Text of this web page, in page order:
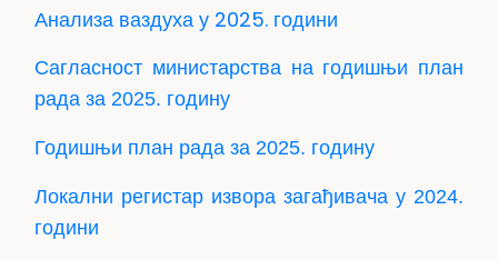
Анализа ваздуха у 2025. години
Сагласност министарства на годишњи план
рада за 2025. годину
Годишњи план рада за 2025. годину
Локални регистар извора загађивача у 2024.
години